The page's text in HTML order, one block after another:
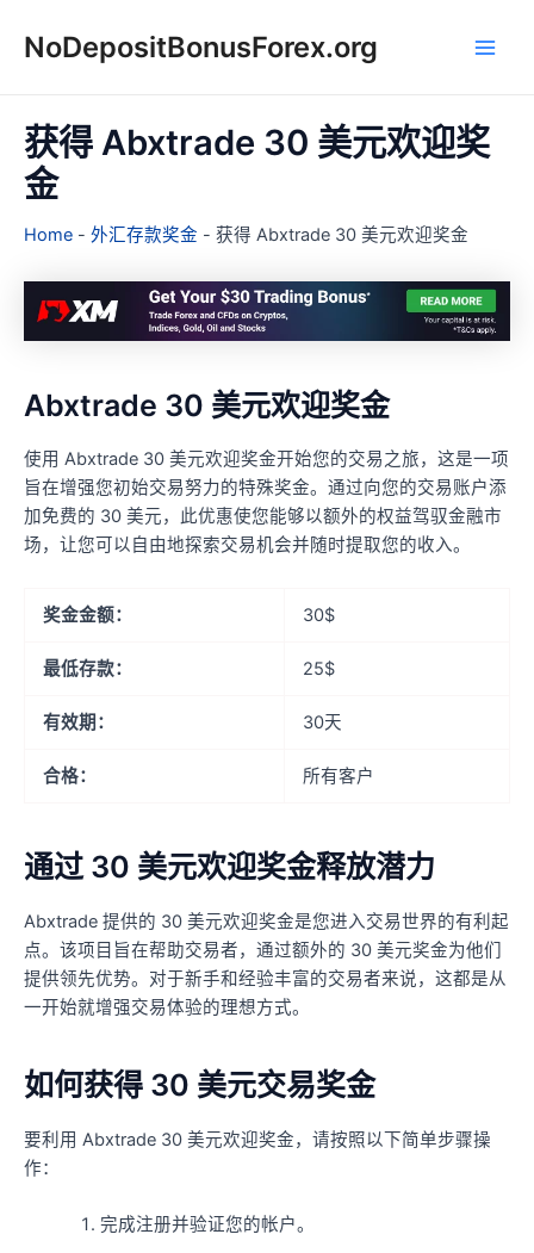
NoDepositBonusForex.org
获得 Abxtrade 30 美元欢迎奖
金
Home - 外汇存款奖金 - 获得 Abxtrade 30 美元欢迎奖金
Abxtrade 30 美元欢迎奖金
使用 Abxtrade 30 美元欢迎奖金开始您的交易之旅，这是一项
旨在增强您初始交易努力的特殊奖金。通过向您的交易账户添
加免费的 30 美元，此优惠使您能够以额外的权益驾驭金融市
场，让您可以自由地探索交易机会并随时提取您的收入。
奖金金额： 30$
最低存款： 25$
有效期： 30天
合格： 所有客户
通过 30 美元欢迎奖金释放潜力
Abxtrade 提供的 30 美元欢迎奖金是您进入交易世界的有利起
点。该项目旨在帮助交易者，通过额外的 30 美元奖金为他们
提供领先优势。对于新手和经验丰富的交易者来说，这都是从
一开始就增强交易体验的理想方式。
如何获得 30 美元交易奖金
要利用 Abxtrade 30 美元欢迎奖金，请按照以下简单步骤操
作：
完成注册并验证您的帐户。